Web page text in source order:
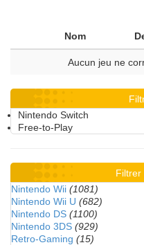
Nom
Aucun jeu ne
Nintendo Switch
Free-to-Play
Filtrer
Nintendo Wii (1081)
Nintendo Wii U (682)
Nintendo DS (1100)
Nintendo 3DS (929)
Retro-Gaming (15)